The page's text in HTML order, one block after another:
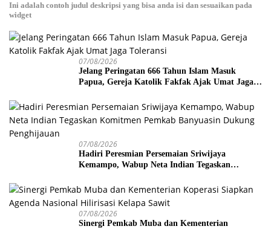
Ini adalah contoh judul deskripsi yang bisa anda isi dan sesuaikan pada
widget
07/08/2026
Jelang Peringatan 666 Tahun Islam Masuk
Papua, Gereja Katolik Fakfak Ajak Umat Jaga
07/08/2026
Hadiri Peresmian Persemaian Sriwijaya
Kemampo, Wabup Neta Indian Tegaskan
Penghijauan
07/08/2026
Sinergi Pemkab Muba dan Kementerian